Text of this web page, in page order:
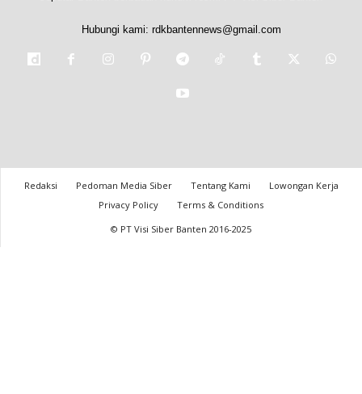
Hubungi kami: rdkbantennews@gmail.com
Redaksi Pedoman Media Siber Tentang Kami
Lowongan Kerja
Privacy Policy
Terms & Conditions
© PT Visi Siber Banten 2016-2025